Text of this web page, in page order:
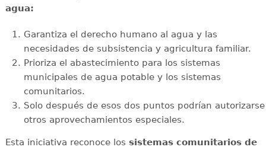
agua:
Garantiza el derecho humano al agua y las
necesidades de subsistencia y agricultura familiar.
Prioriza el abastecimiento para los sistemas
municipales de agua potable y los sistemas
comunitarios.
Solo después de esos dos puntos podrían autorizarse
otros aprovechamientos especiales.
Esta iniciativa reconoce los sistemas comunitarios de